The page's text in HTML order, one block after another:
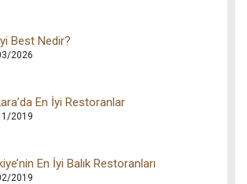
Best Nedir?
2026
En İyi Restoranlar
2019
En İyi Balık Restoranları
2019